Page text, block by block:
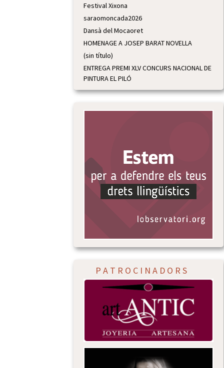
Festival Xixona
saraomoncada2026
Dansà del Mocaoret
HOMENAGE A JOSEP BARAT NOVELLA
(sin título)
ENTREGA PREMI XLV CONCURS NACIONAL DE
PINTURA EL PILÓ
P A T R O C I N A D O R S